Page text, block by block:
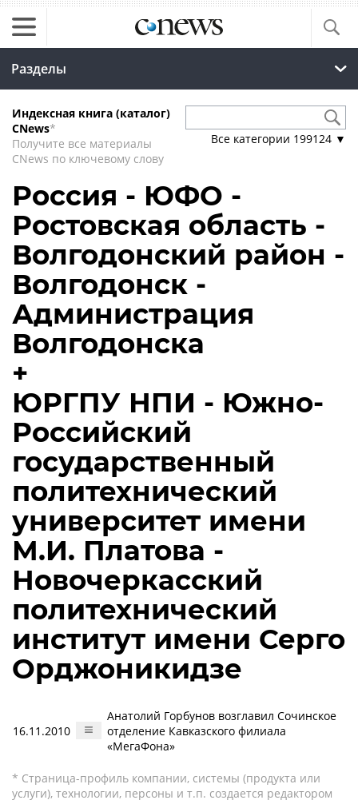
Разделы
Индексная книга (каталог)
CNews*
Получите все материалы
CNews по ключевому слову
Все категории 199124 ▼
Россия - ЮФО -
Ростовская область -
Волгодонский район -
Волгодонск -
Администрация
Волгодонска
+
ЮРГПУ НПИ - Южно-
Российский
государственный
политехнический
университет имени
М.И. Платова -
Новочеркасский
политехнический
институт имени Серго
Орджоникидзе
16.11.2010
Анатолий Горбунов возглавил Сочинское
отделение Кавказского филиала
«МегаФона»
* Страница-профиль компании, системы (продукта или
услуги), технологии, персоны и т.п. создается редактором